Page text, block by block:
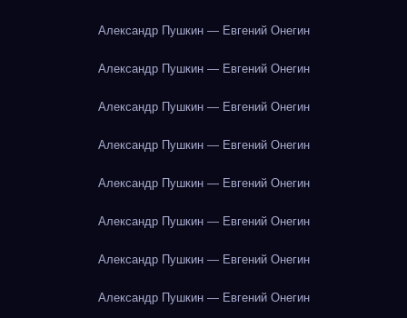
Александр Пушкин — Евгений Онегин
Александр Пушкин — Евгений Онегин
Александр Пушкин — Евгений Онегин
Александр Пушкин — Евгений Онегин
Александр Пушкин — Евгений Онегин
Александр Пушкин — Евгений Онегин
Александр Пушкин — Евгений Онегин
Александр Пушкин — Евгений Онегин